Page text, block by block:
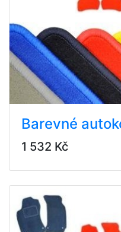
Barevné
1 532 Kč